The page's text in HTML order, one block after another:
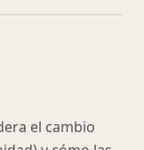
el cambio